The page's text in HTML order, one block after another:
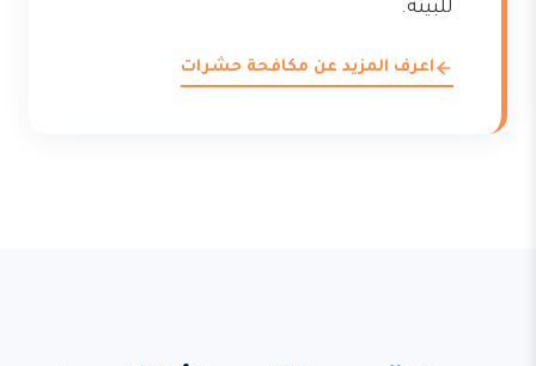
للبيئة.
اعرف المزيد عن مكافحة حشرات